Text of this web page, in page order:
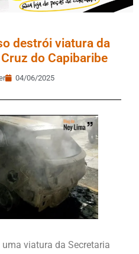
destrói viatura da
do Capibaribe
04/06/2025
viatura da Secretaria